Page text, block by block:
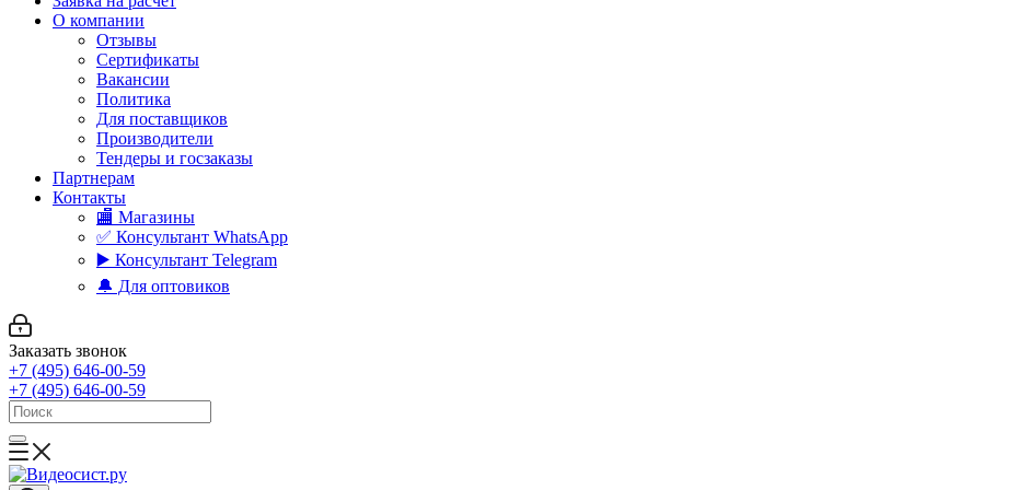
О компании
Отзывы
Сертификаты
Вакансии
Политика
Для поставщиков
Производители
Тендеры и госзаказы
Партнерам
Контакты
🏬 Магазины
✅️ Консультант WhatsApp
▶️ Консультант Telegram
🔔 Для оптовиков
Заказать звонок
+7 (495) 646-00-59
+7 (495) 646-00-59